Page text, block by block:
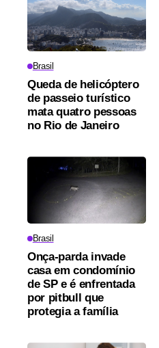
Brasil
Queda de helicóptero
de passeio turístico
mata quatro pessoas
no Rio de Janeiro
Brasil
Onça-parda invade
casa em condomínio
de SP e é enfrentada
por pitbull que
protegia a família